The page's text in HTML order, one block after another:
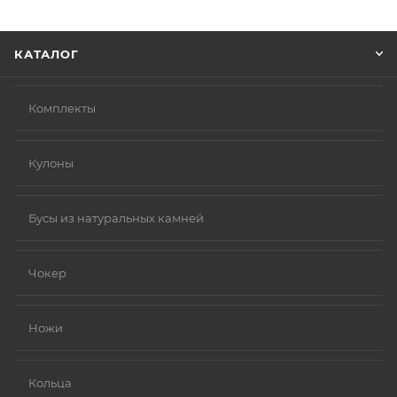
КАТАЛОГ
Комплекты
Кулоны
Бусы из натуральных камней
Чокер
Ножи
Кольца